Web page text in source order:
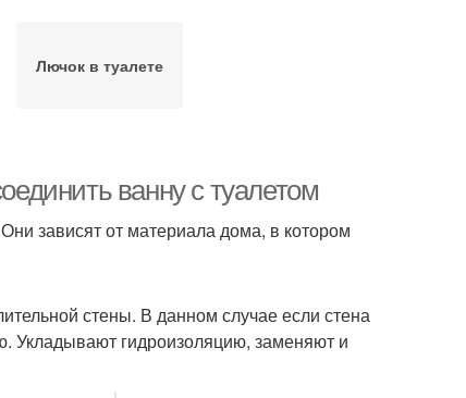
Лючок в туалете
ванну с туалетом
зависят от материала дома, в котором
стены. В данном случае если стена
Укладывают гидроизоляцию, заменяют и